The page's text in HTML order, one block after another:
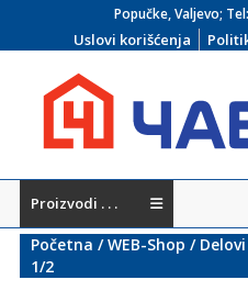
Popučke, Valjevo; Tel:
Uslovi korišćenja
Čavra
..::
Nadohvat
Proizvodi . . .
Početna /WEB-Shop /
1/2